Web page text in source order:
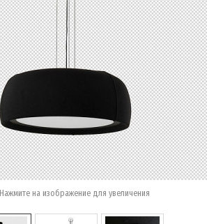
Нажмите на изображение для увеличения